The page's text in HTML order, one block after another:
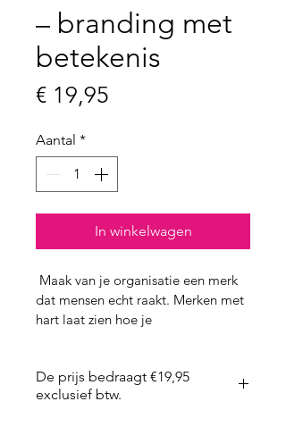
– branding met
betekenis
€ 19,95
Aantal *
In winkelwagen
Maak van je organisatie een merk
dat mensen echt raakt. Merken met
hart laat zien hoe je
je opvalt, vertrouwen opbouwt en
een duurzame emotionele band
De prijs bedraagt €19,95
exclusief btw.